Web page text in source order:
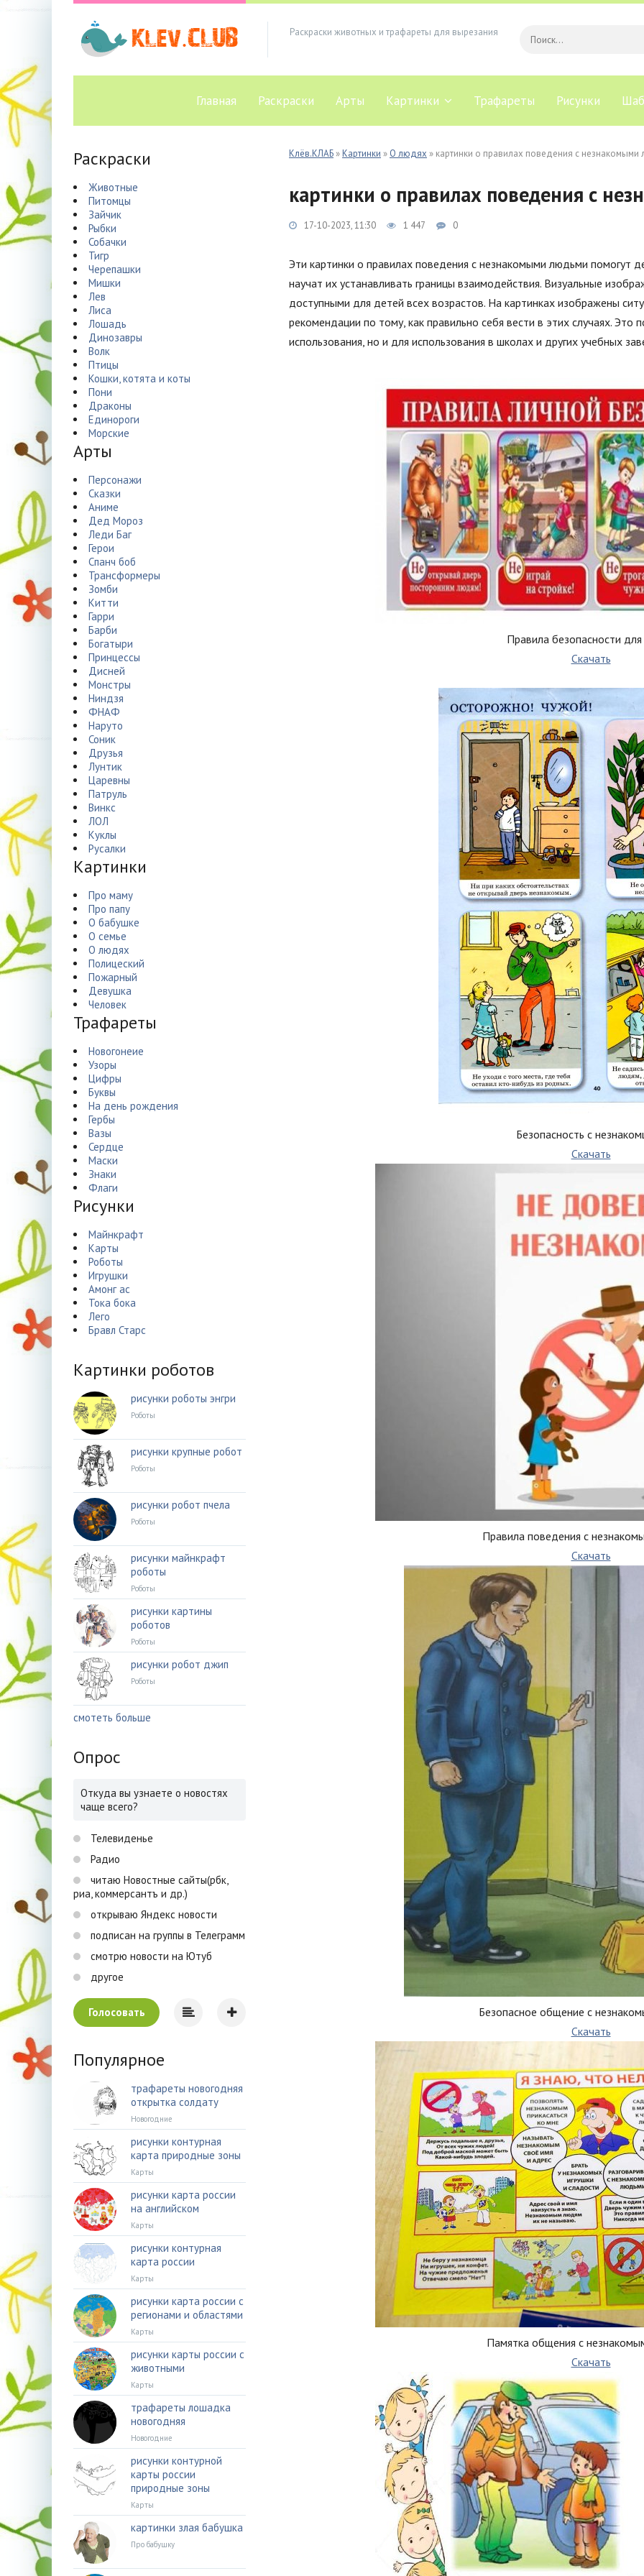
Раскраски животных и трафареты для вырезания
Главная Раскраски Арты Картинки Трафареты Рисунки
Клёв.КЛАБ »Картинки » О людях » картинки о правилах поведения с
картинки о правилах поведения с
17-10-2023, 11:30 1 447 0
Эти картинки о правилах поведения с незнакомыми людьми помогут
научат их устанавливать границы взаимодействия. Визуальные
доступными для детей всех возрастов. На картинках изображены
рекомендации по тому, как правильно себя вести в этих случаях.
использования, но и для использования в школах и других учебных
Правила безопасности
Скачать
Безопасность с
Скачать
Правила поведения с
Скачать
Безопасное общение с
Скачать
Памятка общения с
Скачать
Раскраски
Животные
Питомцы
Зайчик
Рыбки
Собачки
Тигр
Черепашки
Мишки
Лев
Лиса
Лошадь
Динозавры
Волк
Птицы
Кошки, котята и коты
Пони
Драконы
Единороги
Морские
Арты
Персонажи
Сказки
Аниме
Дед Мороз
Леди Баг
Герои
Спанч боб
Трансформеры
Зомби
Китти
Гарри
Барби
Богатыри
Принцессы
Дисней
Монстры
Ниндзя
ФНАФ
Наруто
Соник
Друзья
Лунтик
Царевны
Патруль
Винкс
ЛОЛ
Куклы
Русалки
Картинки
Про маму
Про папу
О бабушке
О семье
О людях
Полицеский
Пожарный
Девушка
Человек
Трафареты
Новогонеие
Узоры
Цифры
Буквы
На день рождения
Гербы
Вазы
Сердце
Маски
Знаки
Флаги
Рисунки
Майнкрафт
Карты
Роботы
Игрушки
Амонг ас
Тока бока
Лего
Бравл Старс
Картинки роботов
рисунки роботы энгри
Роботы
рисунки крупные робот
Роботы
рисунки робот пчела
Роботы
рисунки майнкрафт
роботы
Роботы
рисунки картины
роботов
Роботы
рисунки робот джип
Роботы
смотеть больше
Опрос
Откуда вы узнаете о новостях
чаще всего?
Телевиденье
Радио
читаю Новостные сайты(рбк,
риа, коммерсантъ и др.)
открываю Яндекс новости
подписан на группы в Телеграмм
смотрю новости на Ютуб
другое
Голосовать
Популярное
трафареты новогодняя
открытка солдату
Новогодние
рисунки контурная
карта природные зоны
Карты
рисунки карта россии
на английском
Карты
рисунки контурная
карта россии
Карты
рисунки карта россии с
регионами и областями
Карты
рисунки карты россии с
животными
Карты
трафареты лошадка
новогодняя
Новогодние
рисунки контурной
карты россии
природные зоны
Карты
картинки злая бабушка
Про бабушку